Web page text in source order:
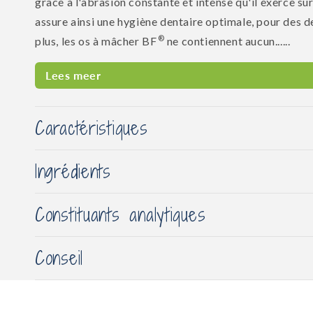
assure ainsi une hygiène dentaire optimale, pour des
plus, les os à mâcher BF ® ne contiennent aucun......
Lees meer
Caractéristiques
Ingrédients
Constituants analytiques
Conseil